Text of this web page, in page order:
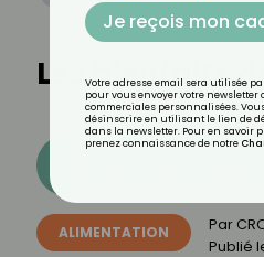
Les bienfaits
ALIMENTATION Par
Publié
Je reçois mon
Votre adresse email sera utilisée
pour vous envoyer votre newsletter
commerciales personnalisées.
désinscrire en utilisant le lien de
dans la newsletter. Pour en savoir
prenez connaissance de notre